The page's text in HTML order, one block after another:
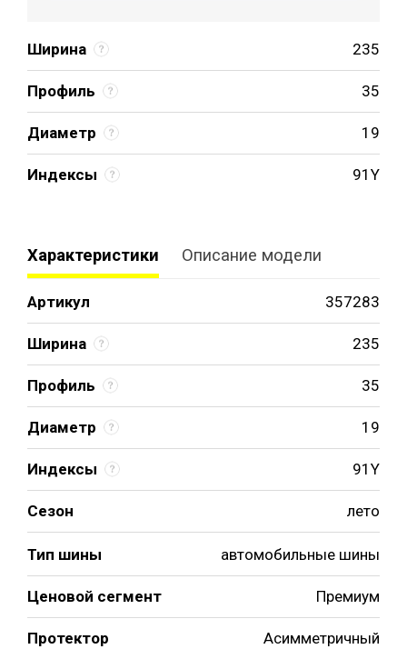
Ширина 235
Профиль 35
Диаметр 19
Индексы 91Y
Характеристики Описание модели
Артикул 357283
Ширина 235
Профиль 35
Диаметр 19
Индексы 91Y
Сезон лето
Тип шины автомобильные шины
Ценовой сегмент Премиум
Протектор Асимметричный